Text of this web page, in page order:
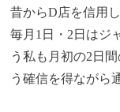
昔からD店を信用
毎月1日・2日はジ
う私も月初の2日
う確信を得ながら